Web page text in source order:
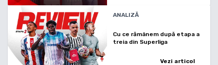
ANALIZĂ
Cu ce rămânem după etapa a
treia din Superliga
Vezi articol